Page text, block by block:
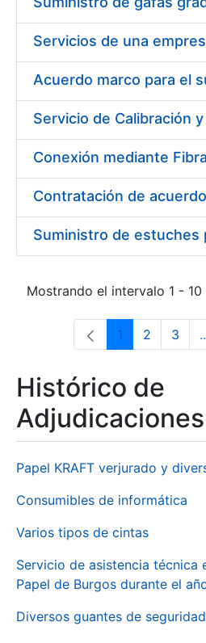
Mostrando el intervalo 1 -
Página
1 Página
2 3
Histórico de
Adjudicaciones
Papel KRAFT verjurado y
Consumibles de informática
Varios tipos de cintas
Servicio de asistencia técnica
Papel de Burgos durante el
Diversos guantes de seguridad